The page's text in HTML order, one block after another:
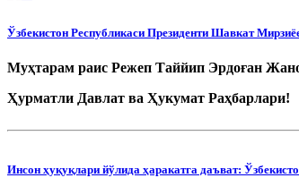
Ўзбекистон Республикаси Президенти Шавкат
Муҳтарам раис Режеп Таййип Эрдоған
Ҳурматли Давлат ва Ҳукумат Раҳбарлари!
Ҳурматли бош котиб Сулаймонпур
Инсон ҳуқуқлари йўлида ҳаракатга даъват: